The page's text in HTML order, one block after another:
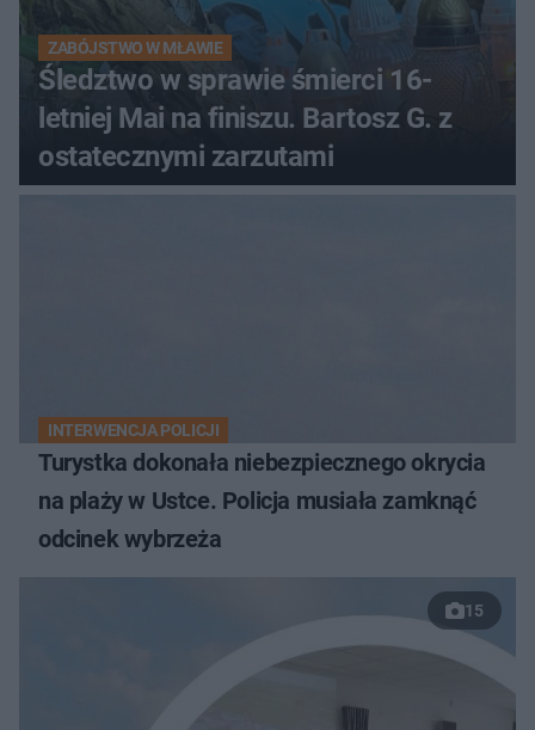
ZABÓJSTWO W MŁAWIE
Śledztwo w sprawie śmierci 16-
letniej Mai na finiszu. Bartosz G. z
ostatecznymi zarzutami
INTERWENCJA POLICJI
Turystka dokonała niebezpiecznego okrycia
na plaży w Ustce. Policja musiała zamknąć
odcinek wybrzeża
15